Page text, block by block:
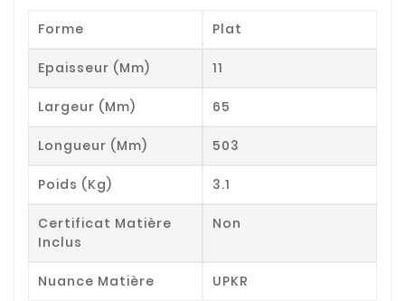
Forme Plat
Epaisseur (mm) 11
Largeur (mm) 65
Longueur (mm) 503
Poids (kg) 3.1
Certificat Matière
Inclus
Non
Nuance Matière UPKR